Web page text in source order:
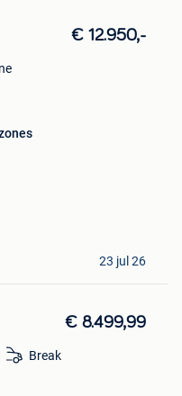
€ 12.950,-
23 jul 26
€ 8.499,99
Break